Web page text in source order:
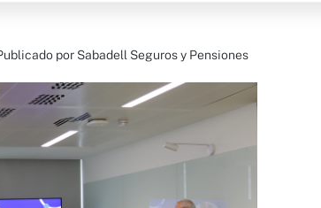
por Sabadell Seguros y Pensiones